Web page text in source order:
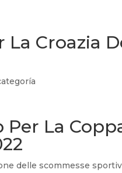
La Croazia
La
delle scommesse